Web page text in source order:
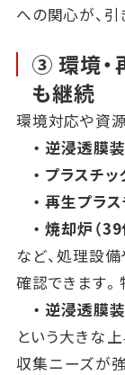
への関心が、引
③ 環境・
も継続
環境対応や資
・ 逆浸透膜
・ プラスチ
・ 再生プラ
・ 焼却炉（
など、処理設
確認できます。
・ 逆浸透膜
という大きな
収集ニーズが